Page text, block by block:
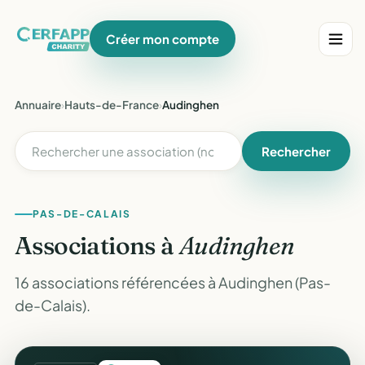
Créer mon compte
Annuaire›Hauts-de-France›Audinghen
Rechercher
PAS-DE-CALAIS
Associations àAudinghen
16 associations référencées à Audinghen (Pas-
de-Calais).